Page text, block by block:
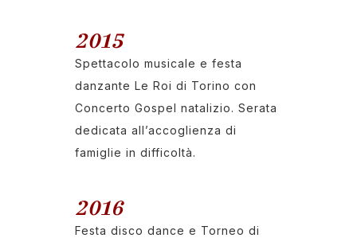
2015
Spettacolo musicale e festa
danzante Le Roi di Torino con
Concerto Gospel natalizio. Serata
dedicata all’accoglienza di
famiglie in difficoltà.
2016
Festa disco dance e Torneo di